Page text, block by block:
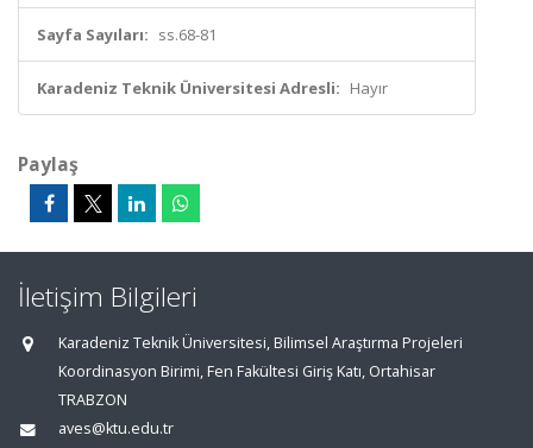
Sayfa Sayıları: ss.68-81
Karadeniz Teknik Üniversitesi Adresli: Hayır
Paylaş
İletişim Bilgileri
Karadeniz Teknik Üniversitesi, Bilimsel Araştırma Projeleri
Koordinasyon Birimi, Fen Fakültesi Giriş Katı, Ortahisar
TRABZON
aves@ktu.edu.tr